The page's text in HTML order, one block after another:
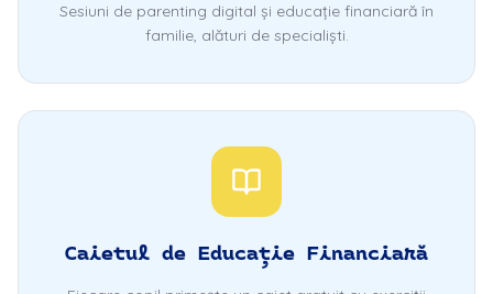
Sesiuni de parenting digital și educație financiară în
familie, alături de specialiști.
Caietul de Educație Financiară